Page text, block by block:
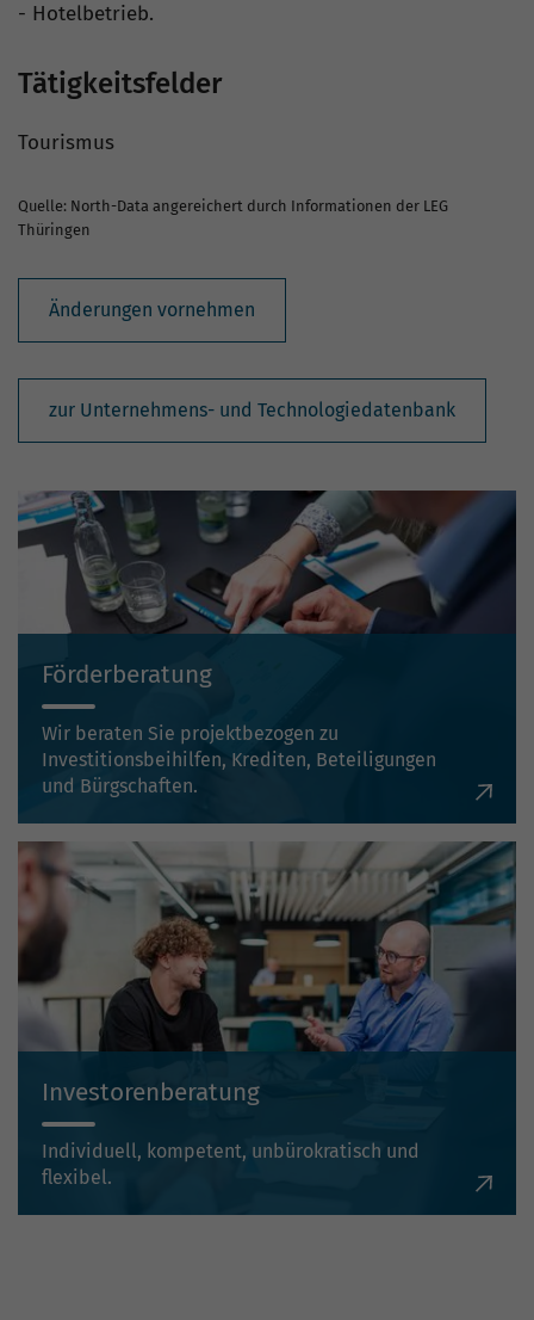
- Hotelbetrieb.
Tätigkeitsfelder
Tourismus
Quelle: North-Data angereichert durch Informationen der LEG
Thüringen
Änderungen vornehmen
zur Unternehmens- und Technologiedatenbank
Förderberatung
Wir beraten Sie projektbezogen zu
Investitionsbeihilfen, Krediten, Beteiligungen
und Bürgschaften.
Investorenberatung
Individuell, kompetent, unbürokratisch und
flexibel.